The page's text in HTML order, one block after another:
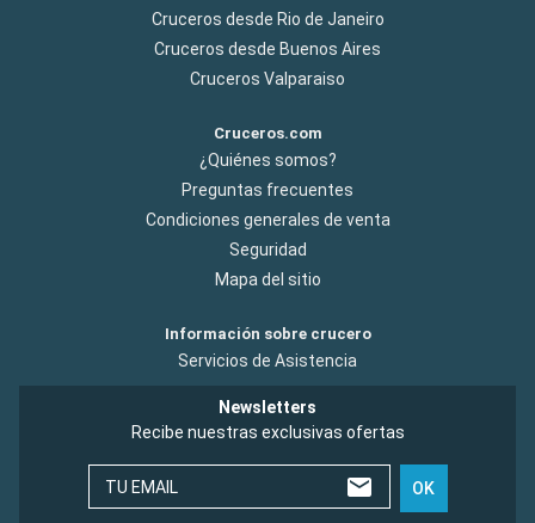
Cruceros desde Rio de Janeiro
Cruceros desde Buenos Aires
Cruceros Valparaiso
Cruceros.com
¿Quiénes somos?
Preguntas frecuentes
Condiciones generales de venta
Seguridad
Mapa del sitio
Información sobre crucero
Servicios de Asistencia
Newsletters
Recibe nuestras exclusivas ofertas
TU EMAIL OK